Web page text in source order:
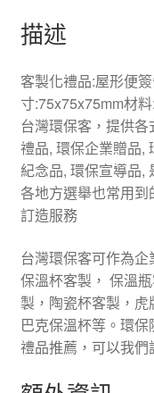
描述
客製化禮品:屋形便
寸:75x75x75mm材
台灣環保客，提供
禮品, 環保企業贈品,
紀念品, 環保宣導品,
各地方選舉也常用
訂造服務
台灣環保客可作為
保溫杯客製， 保溫
製，陶瓷杯客製，
巴克保溫杯等。環
禮品推薦，可以我們